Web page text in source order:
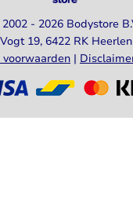
- 2026 Bodystore
Vogt 19, 6422 RK Heerlen
|